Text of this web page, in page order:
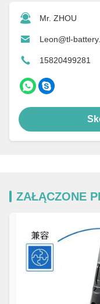
Mr. ZHOU
Leon@tl-
15820499281
ZAŁĄCZONE